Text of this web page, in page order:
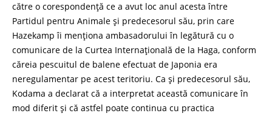
către o corespondență ce a avut loc anul acesta între
Partidul pentru Animale și predecesorul său, prin care
Hazekamp îi menționa ambasadorului în legătură cu o
comunicare de la Curtea Internațională de la Haga, conform
căreia pescuitul de balene efectuat de Japonia era
neregulamentar pe acest teritoriu. Ca și predecesorul său,
Kodama a declarat că a interpretat această comunicare în
mod diferit și că astfel poate continua cu practica